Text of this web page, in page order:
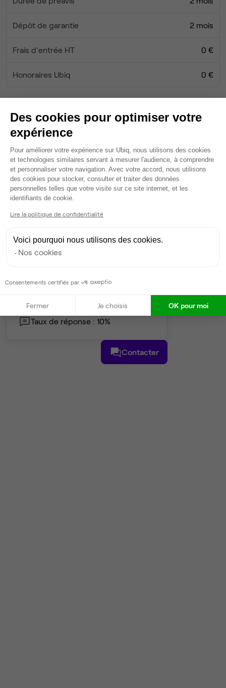
Dépôt de garantie 2 mois
Frais d'entrée HT 0 €
Honoraires Ubiq 0 €
Services
Fibre
Coin cafet'
Coin stockage
Tables / chaises
Câblage RJ45
Wifi
Ménage
Salle de réunion partagée
Gestionnaire de l'espace
Damien
Répond en quelques jours
Taux de réponse : 10%
Contacter
Des cookies pour optimiser votre
expérience
Plateforme de Gestion du
Pour améliorer votre expérience sur Ubiq, nous utilisons des cookies
et technologies similaires servant à mesurer l'audience, à comprendre
et personnaliser votre navigation. Avec votre accord, nous utilisons
des cookies pour stocker, consulter et traiter des données
personnelles telles que votre visite sur ce site internet, et les
identifiants de cookie.
Lire la politique de confidentialité
Voici pourquoi nous utilisons des cookies.
Nos cookies
Consentements certifiés par
Fermer Je choisis OK pour moi